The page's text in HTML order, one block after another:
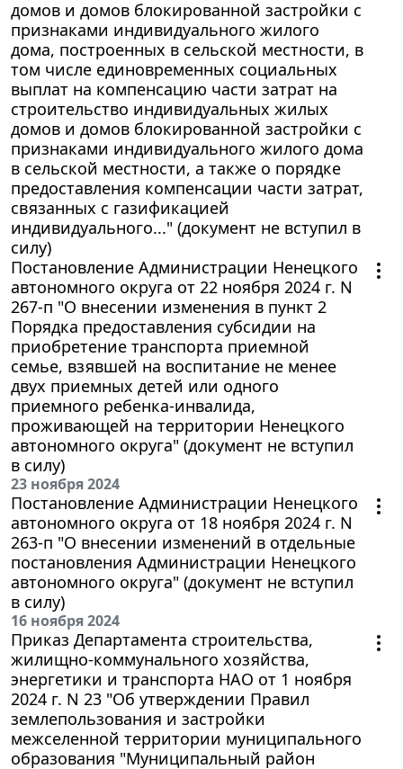
домов и домов блокированной застройки с
признаками индивидуального жилого
дома, построенных в сельской местности, в
том числе единовременных социальных
выплат на компенсацию части затрат на
строительство индивидуальных жилых
домов и домов блокированной застройки с
признаками индивидуального жилого дома
в сельской местности, а также о порядке
предоставления компенсации части затрат,
связанных с газификацией
индивидуального..." (документ не вступил в
силу)
Постановление Администрации Ненецкого
автономного округа от 22 ноября 2024 г. N
267-п "О внесении изменения в пункт 2
Порядка предоставления субсидии на
приобретение транспорта приемной
семье, взявшей на воспитание не менее
двух приемных детей или одного
приемного ребенка-инвалида,
проживающей на территории Ненецкого
автономного округа" (документ не вступил
в силу)
23 ноября 2024
Постановление Администрации Ненецкого
автономного округа от 18 ноября 2024 г. N
263-п "О внесении изменений в отдельные
постановления Администрации Ненецкого
автономного округа" (документ не вступил
в силу)
16 ноября 2024
Приказ Департамента строительства,
жилищно-коммунального хозяйства,
энергетики и транспорта НАО от 1 ноября
2024 г. N 23 "Об утверждении Правил
землепользования и застройки
межселенной территории муниципального
образования "Муниципальный район